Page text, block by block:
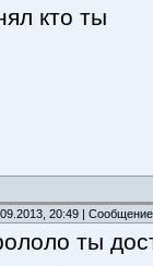
кто ты
20:49 |
ты